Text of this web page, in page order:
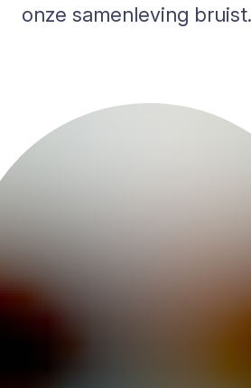
onze samenleving bruist.